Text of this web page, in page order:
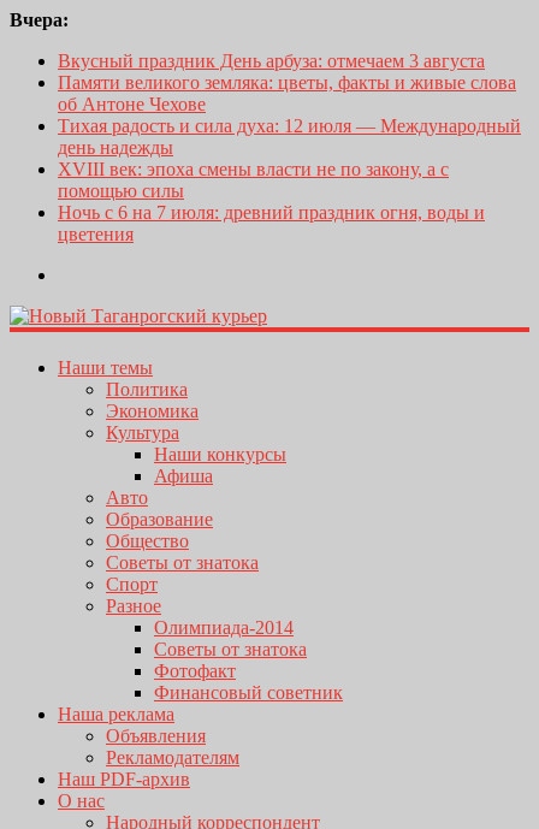
Вчера:
Вкусный праздник День арбуза: отмечаем 3 августа
Памяти великого земляка: цветы, факты и живые слова
об Антоне Чехове
Тихая радость и сила духа: 12 июля — Международный
день надежды
XVIII век: эпоха смены власти не по закону, а с
помощью силы
Ночь с 6 на 7 июля: древний праздник огня, воды и
цветения
Наши темы
Политика
Экономика
Культура
Наши конкурсы
Афиша
Авто
Образование
Общество
Советы от знатока
Спорт
Разное
Олимпиада-2014
Советы от знатока
Фотофакт
Финансовый советник
Наша реклама
Объявления
Рекламодателям
Наш PDF-архив
О нас
Народный корреспондент